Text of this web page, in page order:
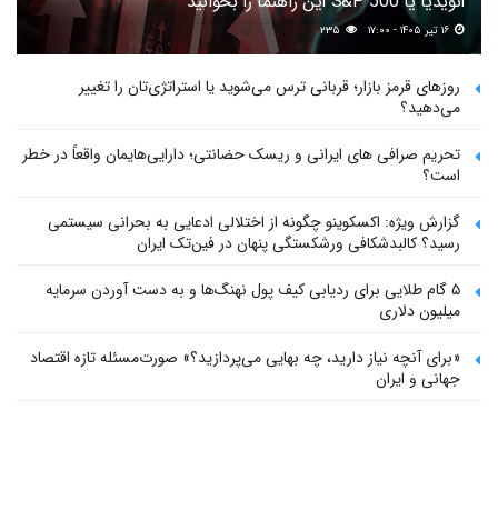
۲۳۵
روزهای قرمز بازار؛ قربانی ترس می‌شوید یا استراتژی‌تان را تغییر
می‌دهید؟
تحریم صرافی های ایرانی و ریسک حضانتی؛ دارایی‌هایمان واقعاً در خطر
است؟
گزارش ویژه: اکسکوینو چگونه از اختلالی ادعایی به بحرانی سیستمی
رسید؟ کالبدشکافی ورشکستگی پنهان در فین‌تک ایران
۵ گام طلایی برای ردیابی کیف پول‌ نهنگ‌ها و به دست آوردن سرمایه
میلیون دلاری
«برای آنچه نیاز دارید، چه بهایی می‌پردازید؟» صورت‌مسئله تازه اقتصاد
جهانی و ایران